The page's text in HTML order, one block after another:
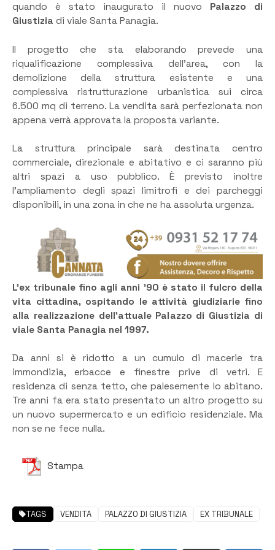
quando è stato inaugurato il nuovo Palazzo di
Giustizia di viale Santa Panagia.
Il progetto che sta elaborando prevede una
riqualificazione complessiva dell’area, con la
demolizione della struttura esistente e una
complessiva ristrutturazione urbanistica sui circa
6.500 mq di terreno. La vendita sarà perfezionata non
appena verrà approvata la proposta variante.
La struttura principale sarà destinata centro
commerciale, direzionale e abitativo e ci saranno più
altri spazi a uso pubblico. È previsto inoltre
l’ampliamento degli spazi limitrofi e dei parcheggi
disponibili, in una zona in che ne ha assoluta urgenza.
L’ex tribunale fino agli anni ’90 è stato il fulcro della
vita cittadina, ospitando le attività giudiziarie fino
alla realizzazione dell’attuale Palazzo di Giustizia di
viale Santa Panagia nel 1997.
Da anni si è ridotto a un cumulo di macerie tra
immondizia, erbacce e finestre prive di vetri. E
residenza di senza tetto, che palesemente lo abitano.
Tre anni fa era stato presentato un altro progetto su
un nuovo supermercato e un edificio residenziale. Ma
non se ne fece nulla.
Stampa
TAGS VENDITA PALAZZO DI GIUSTIZIA EX TRIBUNALE